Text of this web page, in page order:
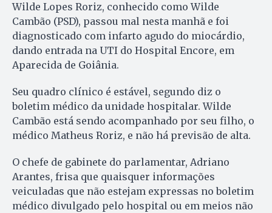
Wilde Lopes Roriz, conhecido como Wilde
Cambão (PSD), passou mal nesta manhã e foi
diagnosticado com infarto agudo do miocárdio,
dando entrada na UTI do Hospital Encore, em
Aparecida de Goiânia.
Seu quadro clínico é estável, segundo diz o
boletim médico da unidade hospitalar. Wilde
Cambão está sendo acompanhado por seu filho, o
médico Matheus Roriz, e não há previsão de alta.
O chefe de gabinete do parlamentar, Adriano
Arantes, frisa que quaisquer informações
veiculadas que não estejam expressas no boletim
médico divulgado pelo hospital ou em meios não